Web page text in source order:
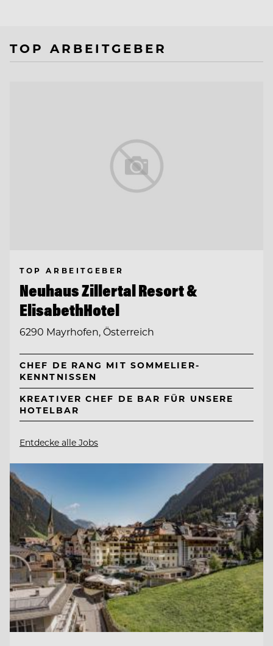
TOP ARBEITGEBER
TOP ARBEITGEBER
Neuhaus Zillertal Resort &
ElisabethHotel
6290 Mayrhofen, Österreich
CHEF DE RANG MIT SOMMELIER-
KENNTNISSEN
KREATIVER CHEF DE BAR FÜR UNSERE
HOTELBAR
Entdecke alle Jobs